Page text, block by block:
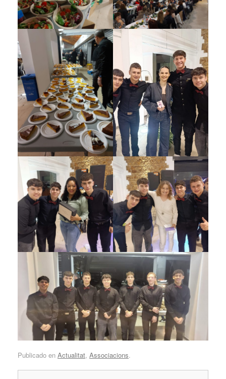
Publicado en Actualitat, Associacions.